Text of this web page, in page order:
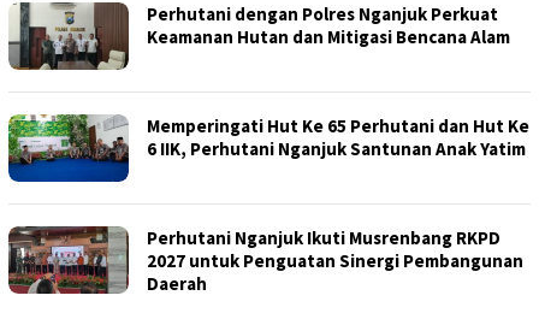
Perhutani dengan Polres Nganjuk Perkuat
Keamanan Hutan dan Mitigasi Bencana Alam
Memperingati Hut Ke 65 Perhutani dan Hut Ke
6 IIK, Perhutani Nganjuk Santunan Anak Yatim
Perhutani Nganjuk Ikuti Musrenbang RKPD
2027 untuk Penguatan Sinergi Pembangunan
Daerah